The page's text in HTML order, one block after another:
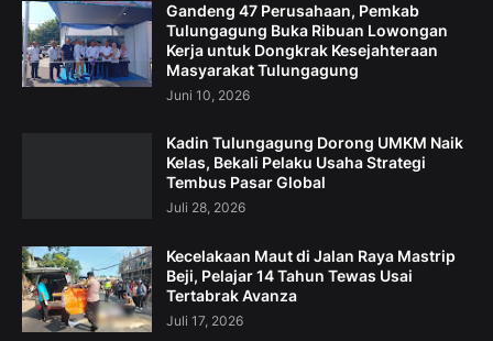
Gandeng 47 Perusahaan, Pemkab
Tulungagung Buka Ribuan Lowongan
Kerja untuk Dongkrak Kesejahteraan
Masyarakat Tulungagung
Juni 10, 2026
Kadin Tulungagung Dorong UMKM Naik
Kelas, Bekali Pelaku Usaha Strategi
Tembus Pasar Global
Juli 28, 2026
Kecelakaan Maut di Jalan Raya Mastrip
Beji, Pelajar 14 Tahun Tewas Usai
Tertabrak Avanza
Juli 17, 2026